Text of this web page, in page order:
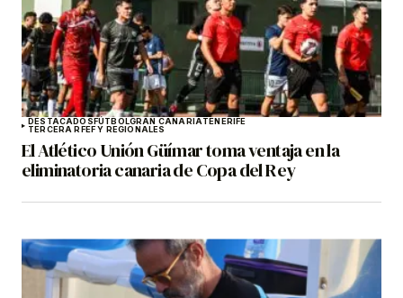
DESTACADOS FÚTBOLGRAN CANARIATENERIFE
TERCERA RFEF Y REGIONALES
El Atlético Unión Güímar toma ventaja en la
eliminatoria canaria de Copa del Rey